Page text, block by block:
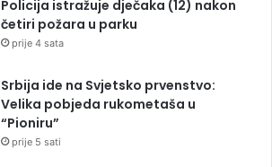
Policija istražuje dječaka (12) nakon
četiri požara u parku
prije 4 sata
Srbija ide na Svjetsko prvenstvo:
Velika pobjeda rukometaša u
“Pioniru”
prije 5 sati